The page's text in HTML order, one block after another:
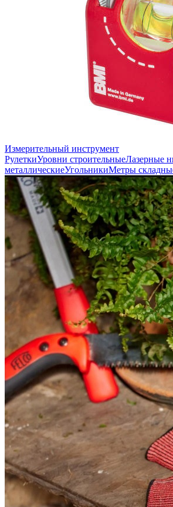
Измерительный инструмент
РулеткиУровни строительныеЛазерные
металлическиеУгольникиМетры